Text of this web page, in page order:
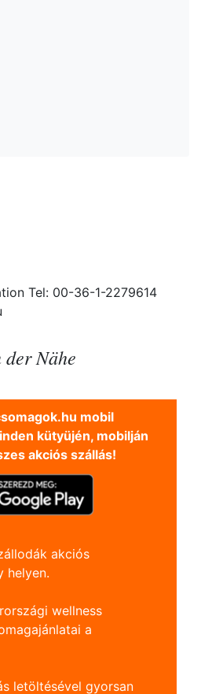
Tel: 00-36-1-2279614
Nähe
mobil
kütyüjén, mobilján
akciós szállás!
akciós
helyen.
wellness
a
letöltésével gyorsan